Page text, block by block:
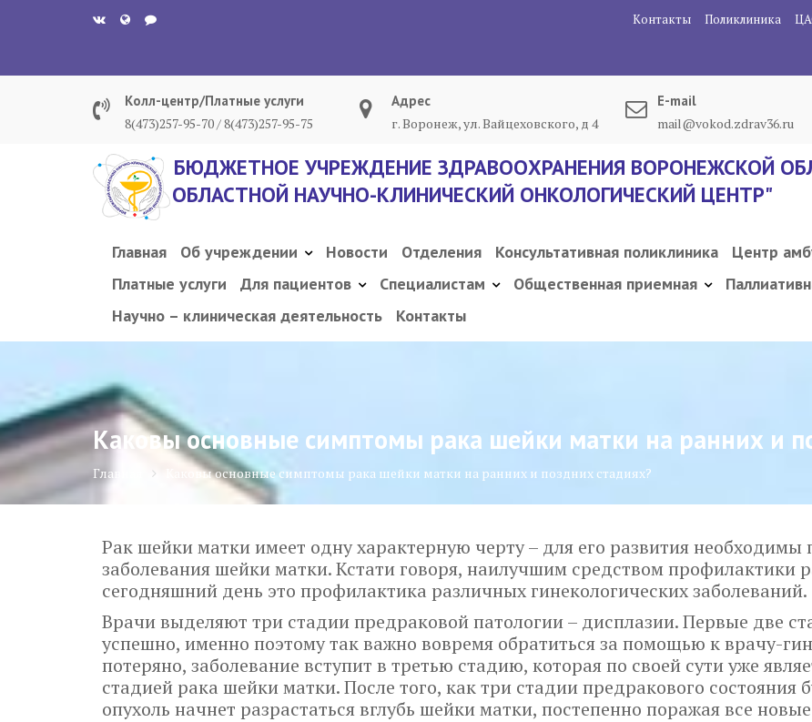
Контакты Поликлиника
Колл-центр/Платные услуги
8(473)257-95-70 / 8(473)257-95-75
Адрес
г. Воронеж, ул. Вайцеховского, д 4
E-mail
mail@vokod.zdrav36.ru
БЮДЖЕТНОЕ УЧРЕЖДЕНИЕ ЗДРАВООХРАНЕНИЯ ВОРОНЕЖСКОЙ
ОБЛАСТНОЙ НАУЧНО-КЛИНИЧЕСКИЙ ОНКОЛОГИЧЕСКИЙ ЦЕНТР"
Главная Об учреждении Новости Отделения Консультативная поликлиника
Центр
Платные услуги
Для пациентов Специалистам Общественная приемная
Научно – клиническая деятельность
Контакты
Каковы основные симптомы рака шейки матки на ранних и
Главная Каковы основные симптомы рака шейки матки на ранних и поздних стадиях?
Рак шейки матки имеет одну характерную черту – для его развития
заболевания шейки матки. Кстати говоря, наилучшим средством профилактики
сегодняшний день это профилактика различных гинекологических заболеваний.
Врачи выделяют три стадии предраковой патологии – дисплазии. Первые две
успешно, именно поэтому так важно вовремя обратиться за помощью к врачу-
потеряно, заболевание вступит в третью стадию, которая по своей сути уже
стадией рака шейки матки. После того, как три стадии предракового состояния
опухоль начнет разрастаться вглубь шейки матки, постепенно поражая все